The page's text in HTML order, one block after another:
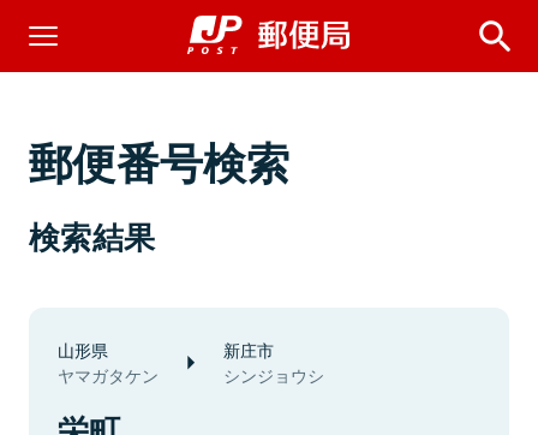
郵便番号検索
検索結果
山形県
ヤマガタケン
新庄市
シンジョウシ